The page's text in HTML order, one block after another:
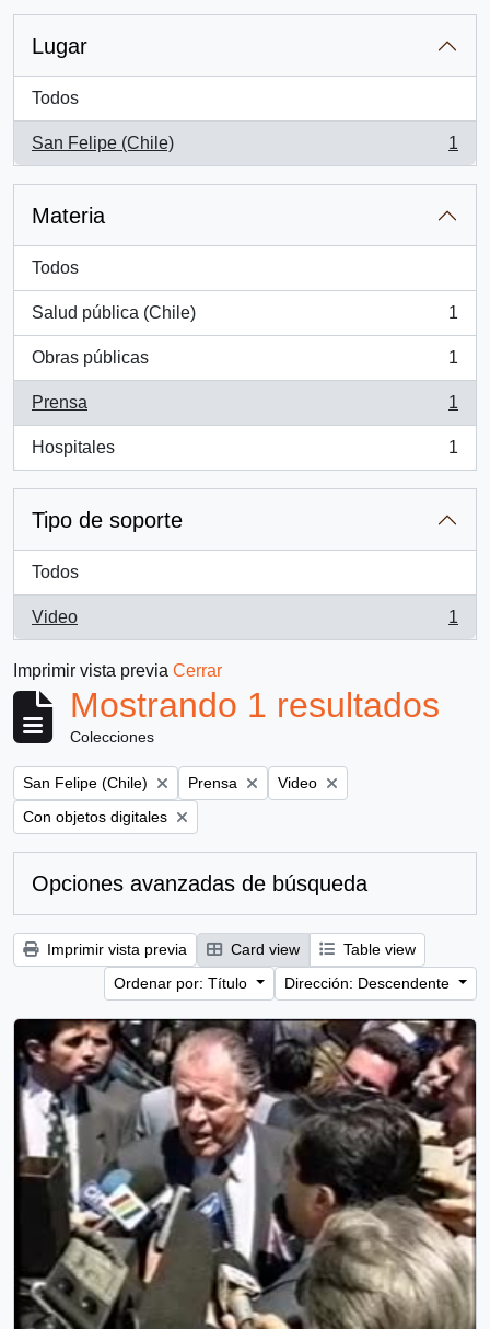
Lugar
Todos
San Felipe (Chile)
, 1 resultados
1
Materia
Todos
Salud pública (Chile)
, 1 resultados
1
Obras públicas
, 1 resultados
1
Prensa
, 1 resultados
1
Hospitales
, 1 resultados
1
Tipo de soporte
Todos
Video
, 1 resultados
1
Imprimir vista previa Cerrar
Mostrando 1 resultados
Colecciones
Remove filter:
San Felipe (Chile) Remove filter:
Prensa Remove filter:
Video
Remove filter:
Con objetos digitales
Opciones avanzadas de búsqueda
Imprimir vista previa Card view
Table view
Ordenar por: Título
Dirección: Descendente